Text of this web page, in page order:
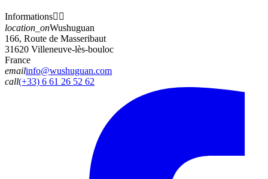
Informations 
location_onWushuguan
166, Route de Masseribaut
31620 Villeneuve-lès-bouloc
France
emailinfo@wushuguan.com
call(+33) 6 61 26 52 62